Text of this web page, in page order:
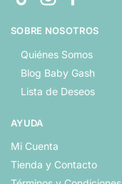
SOBRE NOSOTROS
Quiénes Somos
Blog Baby Gash
Lista de Deseos
AYUDA
Mi Cuenta
Tienda y Contacto